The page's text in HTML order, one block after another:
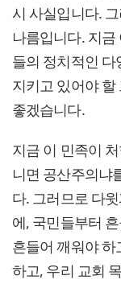
시 사실입니다.
나름입니다. 지
들의 정치적인
지키고 있어야
좋겠습니다.
지금 이 민족이
니면 공산주의냐
다. 그러므로 다
에, 국민들부터
흔들어 깨워야
하고, 우리 교회